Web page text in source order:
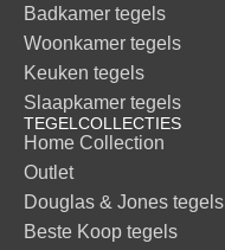
Badkamer tegels
Woonkamer tegels
Keuken tegels
Slaapkamer tegels
TEGELCOLLECTIES
Home Collection
Outlet
Douglas & Jones tegels
Beste Koop tegels